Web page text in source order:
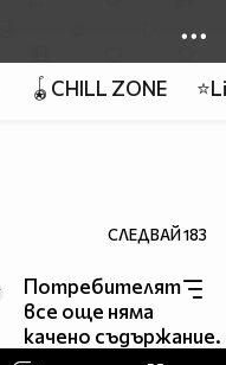
🪀CHILL ZONE
СЛЕДВАЙ183
Потребителят
все още няма
качено съдържание.